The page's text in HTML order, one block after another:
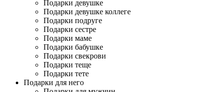
Подарки девушке
Подарки девушке коллеге
Подарки подруге
Подарки сестре
Подарки маме
Подарки бабушке
Подарки свекрови
Подарки теще
Подарки тете
Подарки для него